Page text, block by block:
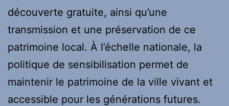
découverte gratuite, ainsi qu’une
transmission et une préservation de ce
patrimoine local. À l’échelle nationale, la
politique de sensibilisation permet de
maintenir le patrimoine de la ville vivant et
accessible pour les générations futures.